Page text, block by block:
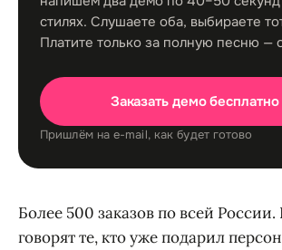
стилях. Слушаете оба, выбираете
Платите только за полную песню —
Заказать демо
Пришлём на e-mail, как будет готово
Более 500 заказов по всей России.
говорят те, кто уже подарил